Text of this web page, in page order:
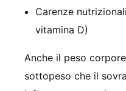
Carenze
vitamina D)
Anche il peso
sottopeso che il